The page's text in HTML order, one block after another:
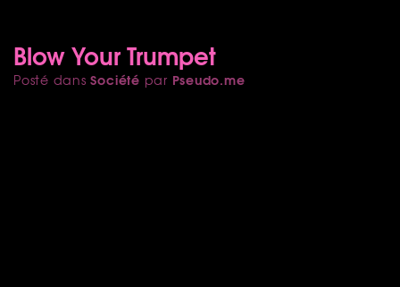
Blow Your Trumpet
Posté dansSociété par Pseudo.me